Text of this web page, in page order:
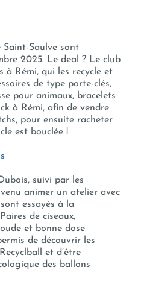
Saint-Saulve sont
2025. Le deal ? Le club
à Rémi, qui les recycle et
de type porte-clés,
pour animaux, bracelets
à Rémi, afin de vendre
pour ensuite racheter
est bouclée !
suivi par les
animer un atelier avec
essayés à la
de ciseaux,
et bonne dose
de découvrir les
et d’être
des ballons